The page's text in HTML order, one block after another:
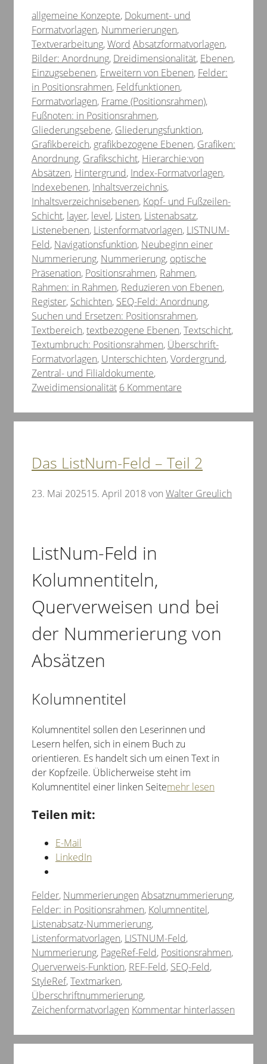
Kategorien
allgemeine Konzepte, Dokument- und
Formatvorlagen, Nummerierungen,
Textverarbeitung,Word Schlagwörter
Absatzformatvorlagen,
Bilder: Anordnung, Dreidimensionalität, Ebenen,
Einzugsebenen, Erweitern von Ebenen, Felder:
in Positionsrahmen, Feldfunktionen,
Formatvorlagen, Frame (Positionsrahmen),
Fußnoten: in Positionsrahmen,
Gliederungsebene, Gliederungsfunktion,
Grafikbereich, grafikbezogene Ebenen, Grafiken:
Anordnung, Grafikschicht, Hierarchie:von
Absätzen, Hintergrund, Index-Formatvorlagen,
Indexebenen, Inhaltsverzeichnis,
Inhaltsverzeichnisebenen, Kopf- und Fußzeilen-
Schicht, layer, level, Listen, Listenabsatz,
Listenebenen, Listenformatvorlagen, LISTNUM-
Feld, Navigationsfunktion, Neubeginn einer
Nummerierung, Nummerierung, optische
Präsenation, Positionsrahmen, Rahmen,
Rahmen: in Rahmen, Reduzieren von Ebenen,
Register, Schichten, SEQ-Feld: Anordnung,
Suchen und Ersetzen: Positionsrahmen,
Textbereich,textbezogene Ebenen,Textschicht,
Textumbruch: Positionsrahmen, Überschrift-
Formatvorlagen, Unterschichten,Vordergrund,
Zentral- und Filialdokumente,
Zweidimensionalität 6 Kommentare
Das ListNum-Feld – Teil 2
23. Mai 202515. April 2018 von Walter Greulich
ListNum-Feld in
Kolumnentiteln,
Querverweisen und bei
der Nummerierung von
Absätzen
Kolumnentitel
Kolumnentitel sollen den Leserinnen und
Lesern helfen, sich in einem Buch zu
orientieren. Es handelt sich um einen Text in
der Kopfzeile. Üblicherweise steht im
Kolumnentitel einer linken Seitemehr lesen
Teilen mit:
E-Mail
LinkedIn
Kategorien
Felder, Nummerierungen Schlagwörter
Absatznummerierung,
Felder: in Positionsrahmen, Kolumnentitel,
Listenabsatz-Nummerierung,
Listenformatvorlagen, LISTNUM-Feld,
Nummerierung, PageRef-Feld, Positionsrahmen,
Querverweis-Funktion, REF-Feld, SEQ-Feld,
StyleRef,Textmarken,
Überschriftnummerierung,
Zeichenformatvorlagen Kommentar hinterlassen